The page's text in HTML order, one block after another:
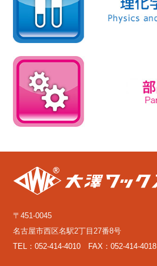
〒451-0045
名古屋市西区名駅2丁目27番8号
TEL：052-414-4010 FAX：052-414-4018